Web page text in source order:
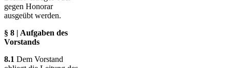
gegen Honorar
ausgeübt werden.
§ 8 | Aufgaben des
Vorstands
8.1 Dem Vorstand